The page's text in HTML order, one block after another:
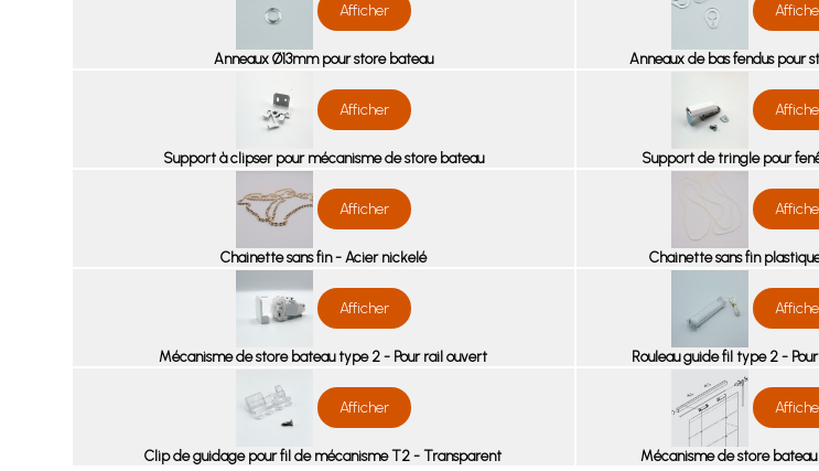
Afficher
Anneaux Ø13mm pour store bateau Anneaux de bas fendus pour
Afficher
Support à clipser pour mécanisme de store bateau Support de tringle pour
Afficher
Chainette sans fin - Acier nickelé Chainette sans fin
Afficher
Mécanisme de store bateau type 2 - Pour rail ouvert Rouleau guide fil type 2 -
Afficher
Clip de guidage pour fil de mécanisme T2 - Transparent Mécanisme de store